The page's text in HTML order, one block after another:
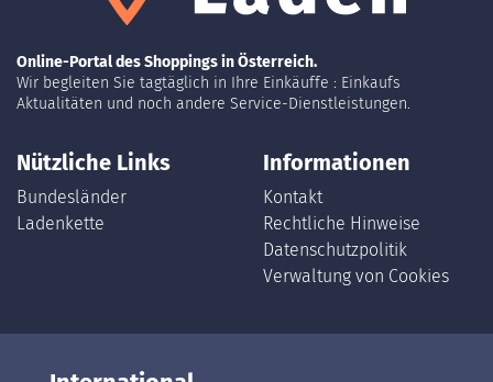
Online-Portal des Shoppings in Österreich.
Wir begleiten Sie tagtäglich in Ihre Einkäuffe : Einkaufs
Aktualitäten und noch andere Service-Dienstleistungen.
Nützliche Links
Bundesländer
Ladenkette
Informationen
Kontakt
Rechtliche Hinweise
Datenschutzpolitik
Verwaltung von Cookies